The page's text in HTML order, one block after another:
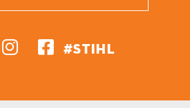
#STIHL